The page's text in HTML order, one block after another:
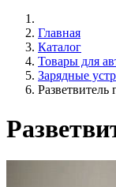
Главная
Каталог
Товары для
Зарядные